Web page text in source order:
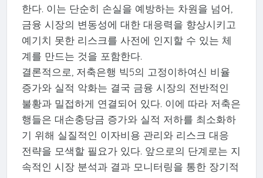
한다. 이는 단순히 손실을 예방하는 차원을 넘어,
금융 시장의 변동성에 대한 대응력을 향상시키고
예기치 못한 리스크를 사전에 인지할 수 있는 체
계를 만드는 것을 포함한다.
결론적으로, 저축은행 빅5의 고정이하여신 비율
증가와 실적 악화는 결국 금융 시장의 전반적인
불황과 밀접하게 연결되어 있다. 이에 따라 저축은
행들은 대손충당금 증가와 실적 저하를 최소화하
기 위해 실질적인 이자비용 관리와 리스크 대응
전략을 모색할 필요가 있다. 앞으로의 단계로는 지
속적인 시장 분석과 결과 모니터링을 통한 장기적